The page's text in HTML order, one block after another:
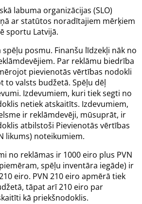
labuma organizācijas (SLO)
ar statūtos noradītajiem mērķiem
sportu Latvijā.
posmu. Finanšu līdzekļi nāk no
Par reklāmu biedrība
pievienotās vērtības nodokli
to valsts budžetā. Spēļu dēļ
Izdevumiem, kuri tiek segti no
netiek atskaitīts. Izdevumiem,
ir reklāmdevēji, mūsuprāt, ir
atbilstoši Pievienotās vērtības
likums) noteikumiem.
no reklāmas ir 1000 eiro plus PVN
spēļu inventāra iegāde) ir
eiro. PVN 210 eiro apmērā tiek
tāpat arī 210 eiro par
kā priekšnodoklis.